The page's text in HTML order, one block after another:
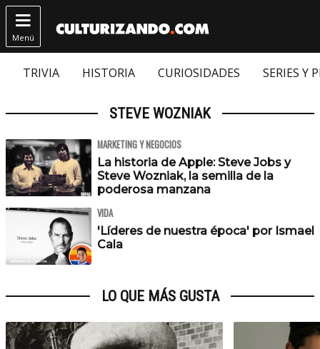

Menú
TRIVIA HISTORIA CURIOSIDADES SERIES Y
STEVE WOZNIAK
MARKETING Y NEGOCIOS
La historia de Apple: Steve Jobs y
Steve Wozniak, la semilla de la
poderosa manzana
VIDA
'Líderes de nuestra época' por Ismael
Cala
LO QUE MÁS GUSTA